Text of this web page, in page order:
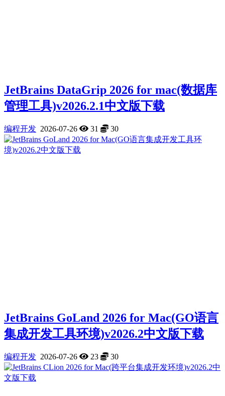
JetBrains DataGrip 2026 for mac(数据库
管理工具)v2026.2.1中文版下载
编程开发 2026-07-26 31 30
JetBrains GoLand 2026 for Mac(GO语言
集成开发工具环境)v2026.2中文版下载
编程开发 2026-07-26 23 30